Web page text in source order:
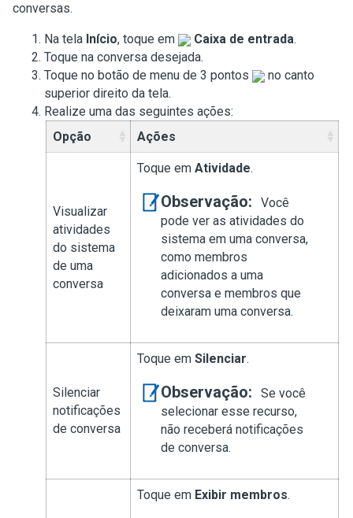
conversas.
Na tela Início, toque em Caixa de entrada.
Toque na conversa desejada.
Toque no botão de menu de 3 pontos
no canto
superior direito da tela.
Realize uma das seguintes ações:
Opção
Ações
Visualizar
atividades
do sistema
de uma
conversa
Toque em Atividade.
Observação:
Você
pode ver as atividades do
sistema em uma conversa,
como membros
adicionados a uma
conversa e membros que
deixaram uma conversa.
Silenciar
notificações
de conversa
Toque em Silenciar.
Observação:
Se você
selecionar esse recurso,
não receberá notificações
de conversa.
Toque em Exibir membros.